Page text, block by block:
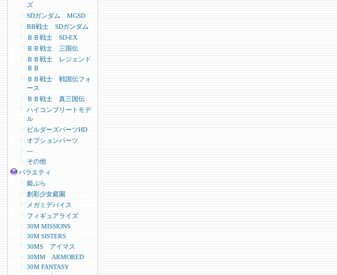
ズ
SDガンダム MGSD
BB戦士 SDガンダム
ＢＢ戦士 SD-EX
ＢＢ戦士 三国伝
ＢＢ戦士 レジェンド
ＢＢ
ＢＢ戦士 戦国伝フォ
ース
ＢＢ戦士 真三国伝
ハイコンプリートモデ
ル
ビルダーズパーツHD
オプションパーツ
---
その他
バラエティ
姫ぷら
創彩少女庭園
メガミデバイス
フィギュアライズ
30M MISSIONS
30M SISTERS
30MS アイマス
30MM ARMORED
30M FANTASY